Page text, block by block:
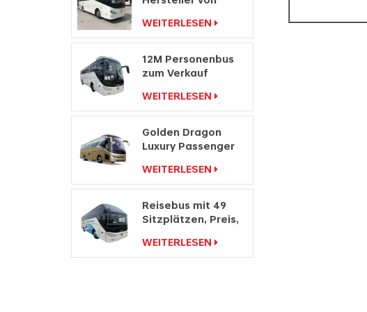
mit Rechtslenkung
WEITERLESEN
12M Personenbus
zum Verkauf
Reisebushersteller
WEITERLESEN
Golden Dragon
Luxury Passenger
Coach Bus
WEITERLESEN
Reisebus mit 49
Sitzplätzen, Preis,
Reisebus zu
verkaufen
WEITERLESEN